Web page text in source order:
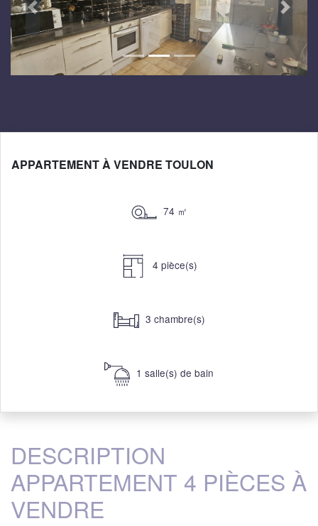
Suivant
APPARTEMENT À VENDRE TOULON
74 ㎡
4 pièce(s)
3 chambre(s)
1 salle(s) de bain
DESCRIPTION
APPARTEMENT 4 PIÈCES À
VENDRE